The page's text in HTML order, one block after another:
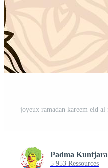
Padma Kuntjara
5 953 Ressources